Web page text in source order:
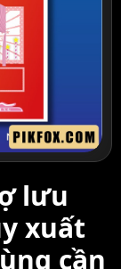
lưu
xuất
cần